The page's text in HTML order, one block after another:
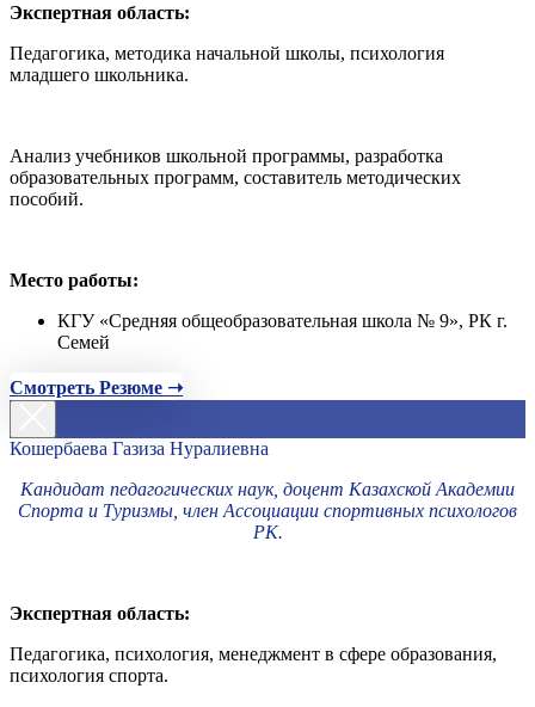
Экспертная область:
Педагогика, методика начальной школы, психология
младшего школьника.
Анализ учебников школьной программы, разработка
образовательных программ, составитель методических
пособий.
Место работы:
КГУ «Средняя общеобразовательная школа № 9», РК г.
Семей
Смотреть Резюме ➝
Кошербаева Газиза Нуралиевна
Кандидат педагогических наук, доцент Казахской Академии
Спорта и Туризмы, член Ассоциации спортивных психологов
РК.
Экспертная область:
Педагогика, психология, менеджмент в сфере образования,
психология спорта.